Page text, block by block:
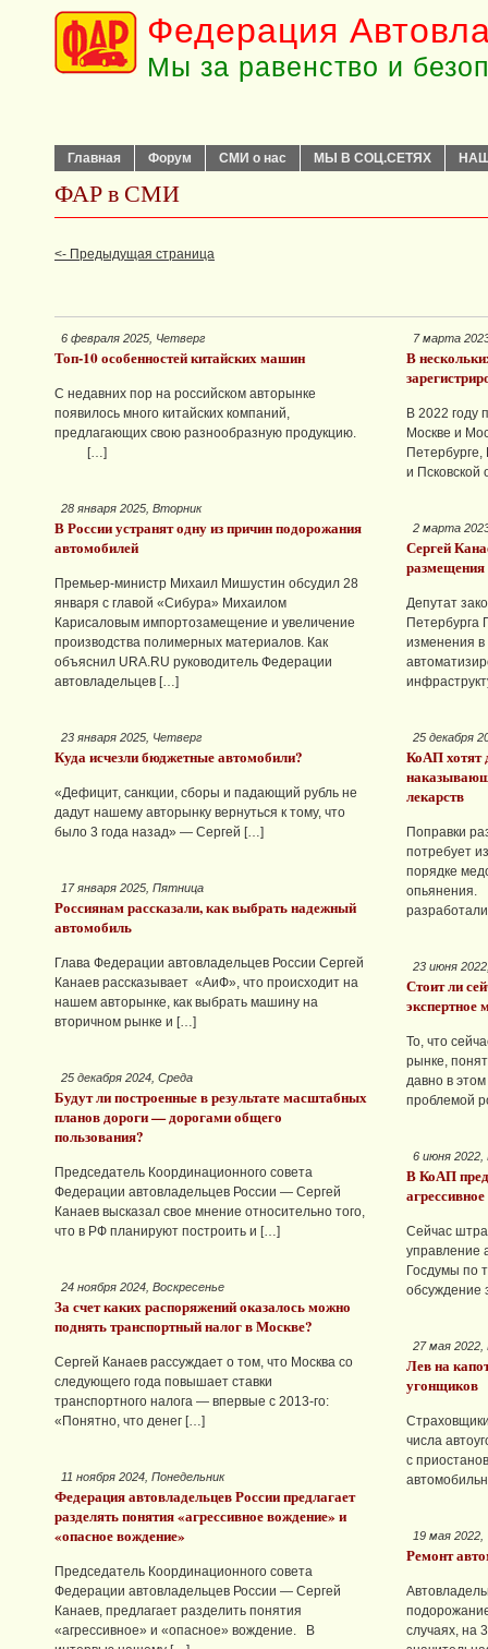
Федерация
Мы за равенство и
Главная Форум СМИ о нас МЫ В СОЦ.СЕТЯХ
ФАР в СМИ
<- Предыдущая страница
6 февраля 2025, Четверг
Топ-10 особенностей китайских машин
С недавних пор на российском авторынке
появилось много китайских компаний,
предлагающих свою разнообразную продукцию.
[…]
28 января 2025, Вторник
В России устранят одну из причин подорожания
автомобилей
Премьер-министр Михаил Мишустин обсудил 28
января с главой «Сибура» Михаилом
Карисаловым импортозамещение и увеличение
производства полимерных материалов. Как
объяснил URA.RU руководитель Федерации
автовладельцев […]
23 января 2025, Четверг
Куда исчезли бюджетные автомобили?
«Дефицит, санкции, сборы и падающий рубль не
дадут нашему авторынку вернуться к тому, что
было 3 года назад» — Сергей […]
17 января 2025, Пятница
Россиянам рассказали, как выбрать надежный
автомобиль
Глава Федерации автовладельцев России Сергей
Канаев рассказывает «АиФ», что происходит на
нашем авторынке, как выбрать машину на
вторичном рынке и […]
25 декабря 2024, Среда
Будут ли построенные в результате масштабных
планов дороги — дорогами общего
пользования?
Председатель Координационного совета
Федерации автовладельцев России — Сергей
Канаев высказал свое мнение относительно того,
что в РФ планируют построить и […]
24 ноября 2024, Воскресенье
За счет каких распоряжений оказалось можно
поднять транспортный налог в Москве?
Сергей Канаев рассуждает о том, что Москва со
следующего года повышает ставки
транспортного налога — впервые с 2013-го:
«Понятно, что денег […]
11 ноября 2024, Понедельник
Федерация автовладельцев России предлагает
разделять понятия «агрессивное вождение» и
«опасное вождение»
Председатель Координационного совета
Федерации автовладельцев России — Сергей
Канаев, предлагает разделить понятия
«агрессивное» и «опасное» вождение. В
7 марта
В
В 2022 году
Москве и
и Псковской
2 марта
Сергей
размещения
Депутат
Петербурга
изменения
25 декабря
КоАП хотят
лекарств
Поправки
потребует
порядке
23 июня
Стоит ли
экспертное
То, что
рынке,
давно в
проблемой
6 июня 2022,
В КоАП
Сейчас
управление
Госдумы по
обсуждение
27 мая
Лев на
угонщиков
числа
с
19 мая 2022,
Ремонт
случаях, на